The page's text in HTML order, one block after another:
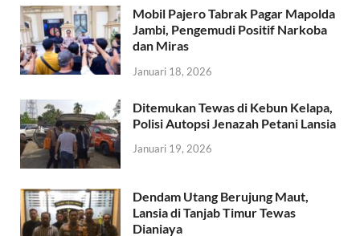
Mobil Pajero Tabrak Pagar Mapolda
Jambi, Pengemudi Positif Narkoba
dan Miras
Januari 18, 2026
Ditemukan Tewas di Kebun Kelapa,
Polisi Autopsi Jenazah Petani Lansia
Januari 19, 2026
Dendam Utang Berujung Maut,
Lansia di Tanjab Timur Tewas
Dianiaya